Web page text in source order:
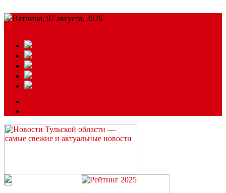
Пятница, 07 августа, 2026
Читайте последние новости дня в Тульской области на сайте
“ЗаНовомосковск”